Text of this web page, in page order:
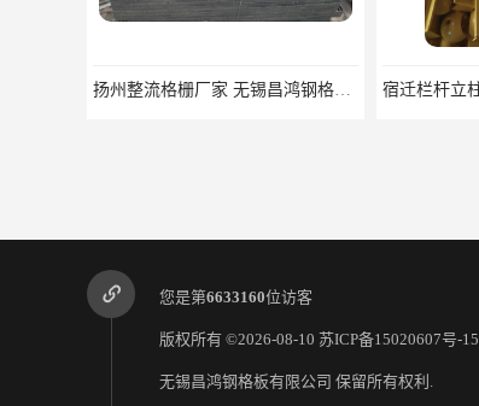
扬州整流格栅厂家 无锡昌鸿钢格板有限公司
您是第6633160位访客
版权所有 ©2026-08-10 苏ICP备15020607号-15
无锡昌鸿钢格板有限公司 保留所有权利.